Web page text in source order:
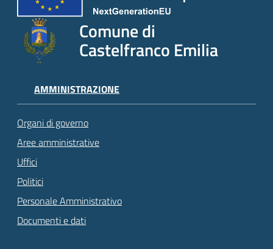
Comune di
Castelfranco Emilia
AMMINISTRAZIONE
Organi di governo
Aree amministrative
Uffici
Politici
Personale Amministrativo
Documenti e dati